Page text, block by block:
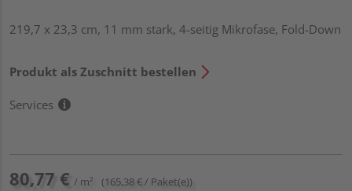
219,7 x 23,3 cm, 11 mm stark, 4-seitig Mikrofase, Fold-Down
Produkt als Zuschnitt bestellen
Services
80,77 € / m² (165,38 € / Paket(e))